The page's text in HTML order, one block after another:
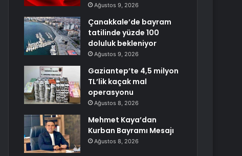
Ağustos 9, 2026
Çanakkale’de bayram
tatilinde yüzde 100
doluluk bekleniyor
Ağustos 9, 2026
Gaziantep’te 4,5 milyon
TL’lik kaçak mal
operasyonu
Ağustos 8, 2026
Mehmet Kaya’dan
Kurban Bayramı Mesajı
Ağustos 8, 2026